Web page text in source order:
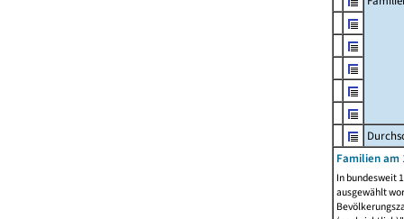
Familien am
In bundesweit
ausgewählt